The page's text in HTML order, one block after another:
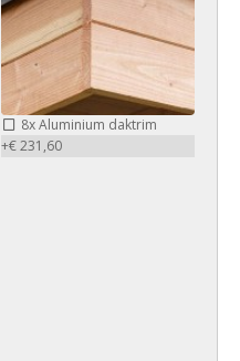
8xAluminium daktrim
+€ 231,60